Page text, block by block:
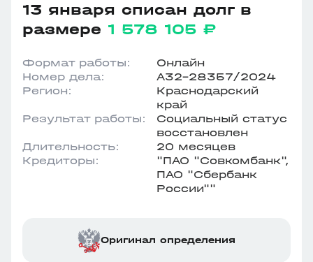
13 января списан долг в
размере 1 578 105 ₽
Формат работы:
Онлайн
Номер дела:
А32-28357/2024
Регион:
Краснодарский
край
Результат работы:
Социальный статус
восстановлен
Длительность:
20 месяцев
Кредиторы:
"ПАО "Совкомбанк",
ПАО "Сбербанк
России""
Оригинал определения